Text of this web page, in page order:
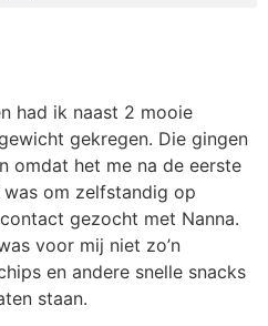
had ik naast 2 mooie
gekregen. Die gingen
omdat het me na de eerste
om zelfstandig op
gezocht met Nanna.
voor mij niet zo’n
en andere snelle snacks
staan.